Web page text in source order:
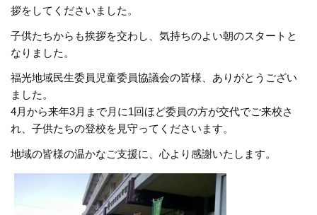
拶をしてくださいました。
子供たちからも挨拶を交わし、気持ちのよい朝のスタートと
なりました。
福光地域民生委員児童委員協議会の皆様、ありがとうござい
ました。
4月から来年3月まで月に1回ほど委員の方が交代でご来校さ
れ、子供たちの登校を見守ってくださいます。
地域の皆様の温かなご支援に、心より感謝いたします。